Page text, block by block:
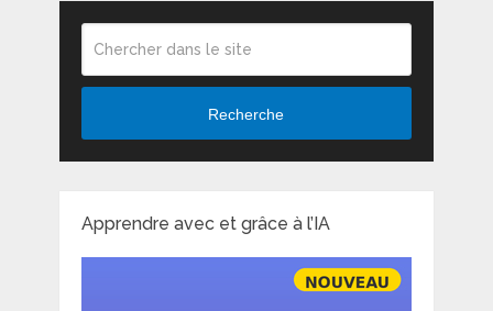
Recherche
Apprendre avec et grâce à l’IA